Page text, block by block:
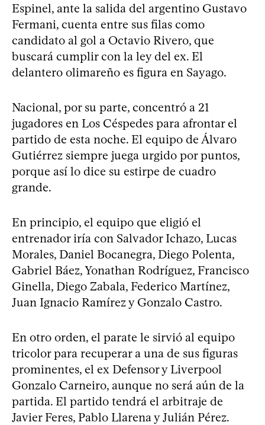
Espinel, ante la salida del argentino Gustavo
Fermani, cuenta entre sus filas como
candidato al gol a Octavio Rivero, que
buscará cumplir con la ley del ex. El
delantero olimareño es figura en Sayago.
Nacional, por su parte, concentró a 21
jugadores en Los Céspedes para afrontar el
partido de esta noche. El equipo de Álvaro
Gutiérrez siempre juega urgido por puntos,
porque así lo dice su estirpe de cuadro
grande.
En principio, el equipo que eligió el
entrenador iría con Salvador Ichazo, Lucas
Morales, Daniel Bocanegra, Diego Polenta,
Gabriel Báez, Yonathan Rodríguez, Francisco
Ginella, Diego Zabala, Federico Martínez,
Juan Ignacio Ramírez y Gonzalo Castro.
En otro orden, el parate le sirvió al equipo
tricolor para recuperar a una de sus figuras
prominentes, el ex Defensor y Liverpool
Gonzalo Carneiro, aunque no será aún de la
partida. El partido tendrá el arbitraje de
Javier Feres, Pablo Llarena y Julián Pérez.